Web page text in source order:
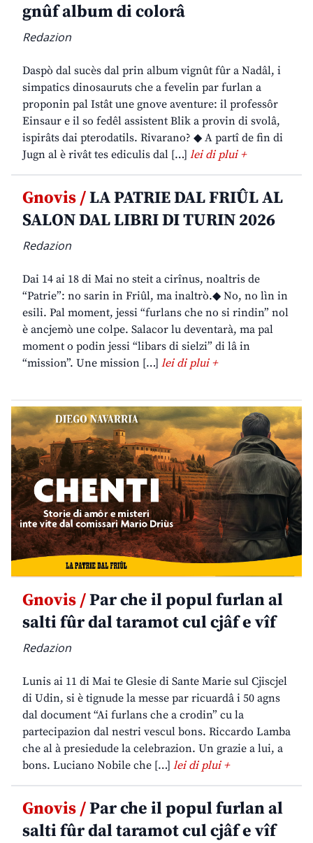
gnûf album di colorâ
Redazion
Daspò dal sucès dal prin album vignût fûr a Nadâl, i
simpatics dinosauruts che a fevelin par furlan a
proponin pal Istât une gnove aventure: il professôr
Einsaur e il so fedêl assistent Blik a provin di svolâ,
ispirâts dai pterodatils. Rivarano? ◆ A partî de fin di
Jugn al è rivât tes ediculis dal […] lei di plui +
Gnovis /LA PATRIE DAL FRIÛL AL
SALON DAL LIBRI DI TURIN 2026
Redazion
Dai 14 ai 18 di Mai no steit a cirînus, noaltris de
“Patrie”: no sarin in Friûl, ma inaltrò.◆ No, no lìn in
esili. Pal moment, jessi “furlans che no si rindin” nol
è ancjemò une colpe. Salacor lu deventarà, ma pal
moment o podin jessi “libars di sielzi” di lâ in
“mission”. Une mission […] lei di plui +
Gnovis /Par che il popul furlan al
salti fûr dal taramot cul cjâf e vîf
Redazion
Lunis ai 11 di Mai te Glesie di Sante Marie sul Cjiscjel
di Udin, si è tignude la messe par ricuardâ i 50 agns
dal document “Ai furlans che a crodin” cu la
partecipazion dal nestri vescul bons. Riccardo Lamba
che al à presiedude la celebrazion. Un grazie a lui, a
bons. Luciano Nobile che […] lei di plui +
Gnovis /Par che il popul furlan al
salti fûr dal taramot cul cjâf e vîf